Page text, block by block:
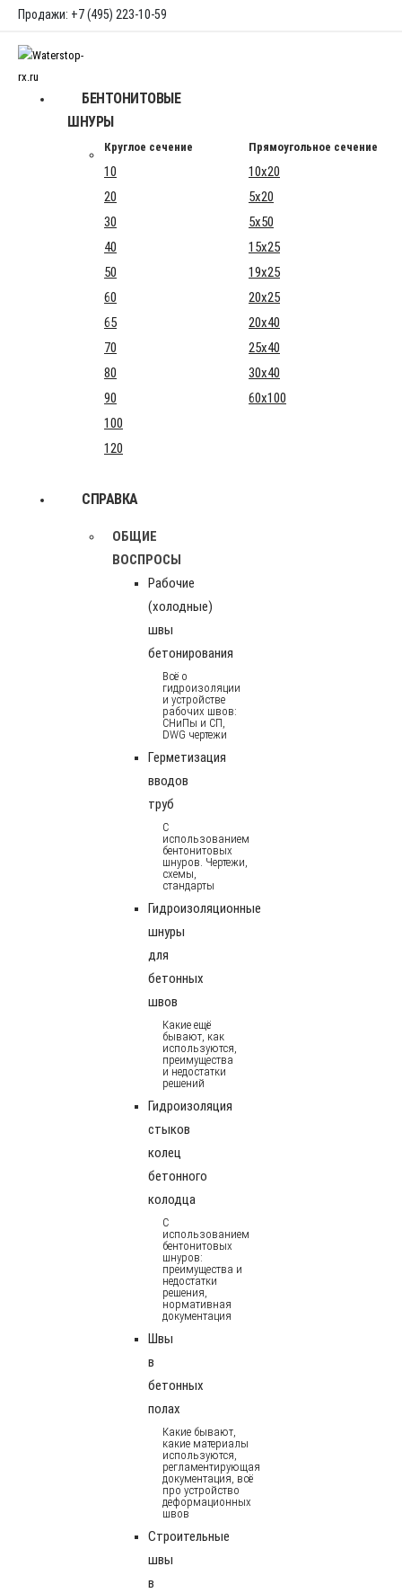
Продажи: +7 (495) 223-10-59
БЕНТОНИТОВЫЕ
ШНУРЫ
Круглое сечение Прямоугольное сечение
10
10x20
20
5x20
30
5x50
40
15x25
50
19x25
60
20x25
65
20x40
70
25x40
80
30x40
90
60x100
100
120
СПРАВКА
ОБЩИЕ
ВОСПРОСЫ
Рабочие
(холодные)
швы
бетонирования
Всё о
гидроизоляции
и устройстве
рабочих швов:
СНиПы и СП,
DWG чертежи
Герметизация
вводов
труб
С
использованием
бентонитовых
шнуров. Чертежи,
схемы,
стандарты
Гидроизоляционные
шнуры
для
бетонных
швов
Какие ещё
бывают, как
используются,
преимущества
и недостатки
решений
Гидроизоляция
стыков
колец
бетонного
колодца
С
использованием
бентонитовых
шнуров:
преимущества и
недостатки
решения,
нормативная
документация
Швы
в
бетонных
полах
Какие бывают,
какие материалы
используются,
регламентирующая
документация, всё
про устройство
деформационных
швов
Строительные
швы
в